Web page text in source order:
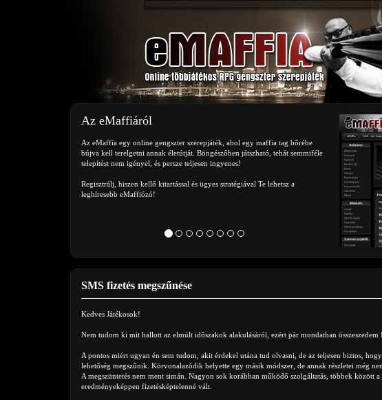
Az eMaffiáról
Az eMaffia egy online gengszter szerepjáték, ahol egy maffia tag bőrébe
bújva kell terelgetni annak életútját. Böngészőben játszható, tehát semmiféle
telepítést nem igényel, és persze teljesen ingyenes!
Regisztrálj, hiszen kellő kitartással és ügyes stratégiával Te lehetsz a
leghíresebb eMaffiózó!
SMS fizetés megszűnése
Kedves Játékosok!
Nem tudom ki mit hallott az elmúlt időszakok alakulásáról, ezért pár mondatban
A pontos miért ugyan én sem tudom, akit érdekel utána tud olvasni, de az teljesen biztos,
lehetőség megszűnik. Körvonalazódik helyette egy másik módszer, de annak részletei még
A megszüntetés nem ment simán. Nagyon sok korábban működő szolgáltatás, többek között
eredményeképpen fizetésképtelenné vált.